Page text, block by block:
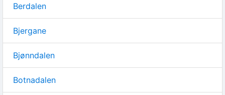
Berdalen
Bjergane
Bjønndalen
Botnadalen